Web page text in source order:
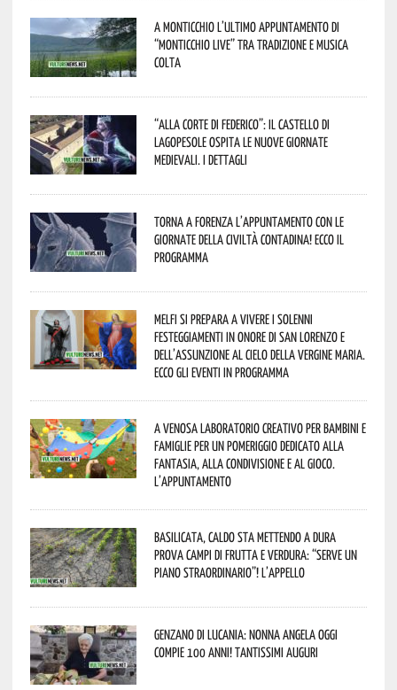
A Monticchio l’ultimo appuntamento di
“Monticchio Live” tra tradizione e musica
colta
“Alla corte di Federico”: il Castello di
Lagopesole ospita le nuove Giornate
Medievali. I dettagli
Torna a Forenza l’appuntamento con le
Giornate della Civiltà Contadina! Ecco il
programma
Melfi si prepara a vivere i solenni
festeggiamenti in onore di San Lorenzo e
dell’assunzione al cielo della Vergine Maria.
Ecco gli eventi in programma
A Venosa laboratorio creativo per bambini e
famiglie per un pomeriggio dedicato alla
fantasia, alla condivisione e al gioco.
L’appuntamento
Basilicata, caldo sta mettendo a dura
prova campi di frutta e verdura: “Serve un
piano straordinario”! L’appello
Genzano di Lucania: nonna Angela oggi
compie 100 anni! Tantissimi auguri